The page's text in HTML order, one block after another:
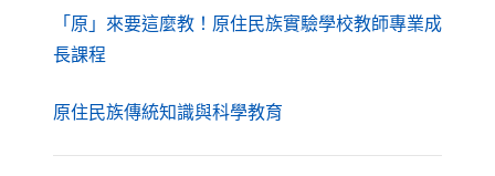
「原」來要這麼教！原住民族實驗學校教師專業成
長課程
原住民族傳統知識與科學教育